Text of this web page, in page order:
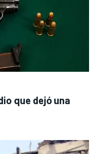
que dejó una